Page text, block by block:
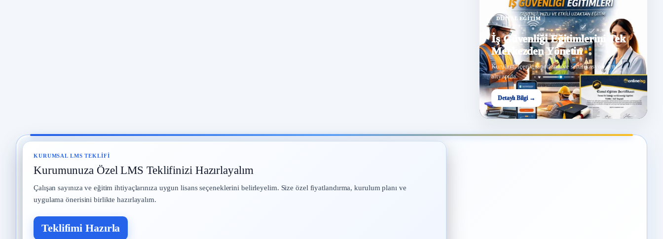
DIJITAL EĞITIM
İş Güvenliği Eğitimlerini Tek
Merkezden Yönetin
Kurulum, içerik, raporlama ve sertifikasyon aynı
altyapıda.
Detaylı Bilgi →
KURUMSAL LMS TEKLIFI
Kurumunuza Özel LMS Teklifinizi Hazırlayalım
Çalışan sayınıza ve eğitim ihtiyaçlarınıza uygun lisans seçeneklerini belirleyelim. Size özel fiyatlandırma, kurulum planı ve
uygulama önerisini birlikte hazırlayalım.
Teklifimi Hazırla